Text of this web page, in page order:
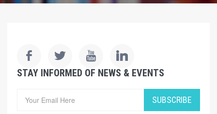
STAY INFORMED OF NEWS & EVENTS
SUBSCRIBE